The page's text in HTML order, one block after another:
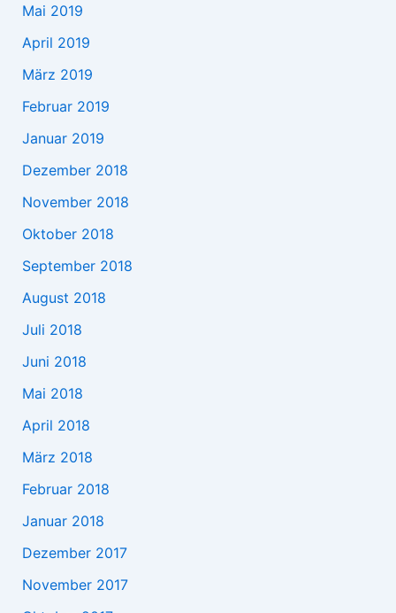
Mai 2019
April 2019
März 2019
Februar 2019
Januar 2019
Dezember 2018
November 2018
Oktober 2018
September 2018
August 2018
Juli 2018
Juni 2018
Mai 2018
April 2018
März 2018
Februar 2018
Januar 2018
Dezember 2017
November 2017